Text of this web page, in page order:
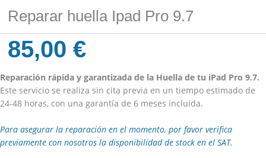
Reparar huella Ipad Pro 9.7
85,00€
Reparación rápida y garantizada de la Huella de tu iPad Pro 9.7.
Este servicio se realiza sin cita previa en un tiempo estimado de
24-48 horas, con una garantía de 6 meses incluida.
Para asegurar la reparación en el momento, por favor verifica
previamente con nosotros la disponibilidad de stock en el SAT.